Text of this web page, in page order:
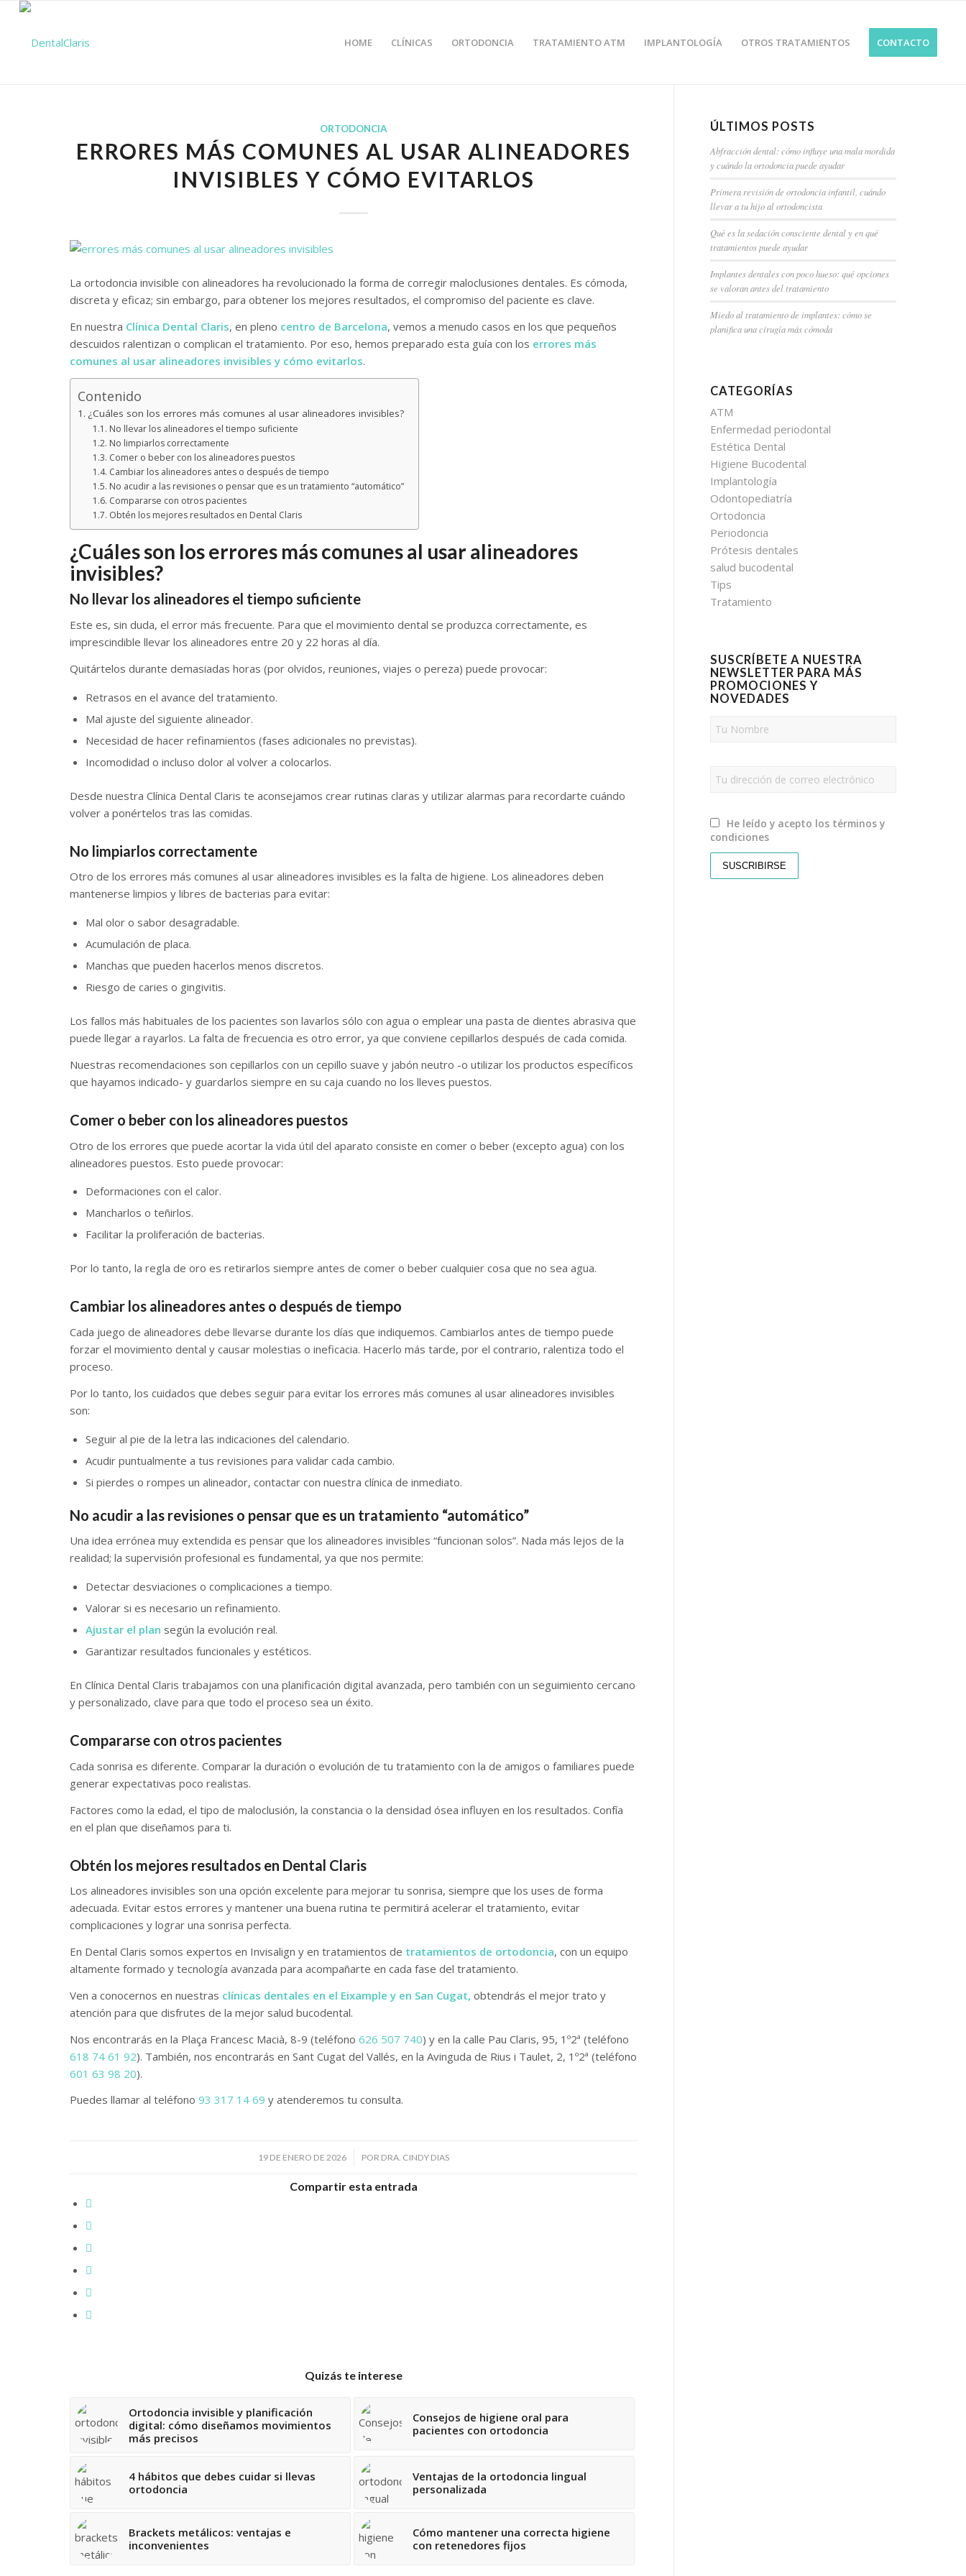
HOME CLÍNICAS ORTODONCIA TRATAMIENTO ATM IMPLANTOLOGÍA OTROS TRATAMIENTOS CONTACTO
ORTODONCIA
ERRORES MÁS COMUNES AL USAR ALINEADORES
INVISIBLES Y CÓMO EVITARLOS
La ortodoncia invisible con alineadores ha revolucionado la forma de corregir maloclusiones dentales. Es cómoda,
discreta y eficaz; sin embargo, para obtener los mejores resultados, el compromiso del paciente es clave.
En nuestra Clínica Dental Claris, en pleno centro de Barcelona, vemos a menudo casos en los que pequeños
descuidos ralentizan o complican el tratamiento. Por eso, hemos preparado esta guía con los errores más
comunes al usar alineadores invisibles y cómo evitarlos.
Contenido
¿Cuáles son los errores más comunes al usar alineadores invisibles?
No llevar los alineadores el tiempo suficiente
No limpiarlos correctamente
Comer o beber con los alineadores puestos
Cambiar los alineadores antes o después de tiempo
No acudir a las revisiones o pensar que es un tratamiento “automático”
Compararse con otros pacientes
Obtén los mejores resultados en Dental Claris
¿Cuáles son los errores más comunes al usar alineadores
invisibles?
No llevar los alineadores el tiempo suficiente
Este es, sin duda, el error más frecuente. Para que el movimiento dental se produzca correctamente, es
imprescindible llevar los alineadores entre 20 y 22 horas al día.
Quitártelos durante demasiadas horas (por olvidos, reuniones, viajes o pereza) puede provocar:
Retrasos en el avance del tratamiento.
Mal ajuste del siguiente alineador.
Necesidad de hacer refinamientos (fases adicionales no previstas).
Incomodidad o incluso dolor al volver a colocarlos.
Desde nuestra Clínica Dental Claris te aconsejamos crear rutinas claras y utilizar alarmas para recordarte cuándo
volver a ponértelos tras las comidas.
No limpiarlos correctamente
Otro de los errores más comunes al usar alineadores invisibles es la falta de higiene. Los alineadores deben
mantenerse limpios y libres de bacterias para evitar:
Mal olor o sabor desagradable.
Acumulación de placa.
Manchas que pueden hacerlos menos discretos.
Riesgo de caries o gingivitis.
Los fallos más habituales de los pacientes son lavarlos sólo con agua o emplear una pasta de dientes abrasiva que
puede llegar a rayarlos. La falta de frecuencia es otro error, ya que conviene cepillarlos después de cada comida.
Nuestras recomendaciones son cepillarlos con un cepillo suave y jabón neutro -o utilizar los productos específicos
que hayamos indicado- y guardarlos siempre en su caja cuando no los lleves puestos.
Comer o beber con los alineadores puestos
Otro de los errores que puede acortar la vida útil del aparato consiste en comer o beber (excepto agua) con los
alineadores puestos. Esto puede provocar:
Deformaciones con el calor.
Mancharlos o teñirlos.
Facilitar la proliferación de bacterias.
Por lo tanto, la regla de oro es retirarlos siempre antes de comer o beber cualquier cosa que no sea agua.
Cambiar los alineadores antes o después de tiempo
Cada juego de alineadores debe llevarse durante los días que indiquemos. Cambiarlos antes de tiempo puede
forzar el movimiento dental y causar molestias o ineficacia. Hacerlo más tarde, por el contrario, ralentiza todo el
proceso.
Por lo tanto, los cuidados que debes seguir para evitar los errores más comunes al usar alineadores invisibles
son:
Seguir al pie de la letra las indicaciones del calendario.
Acudir puntualmente a tus revisiones para validar cada cambio.
Si pierdes o rompes un alineador, contactar con nuestra clínica de inmediato.
No acudir a las revisiones o pensar que es un tratamiento “automático”
Una idea errónea muy extendida es pensar que los alineadores invisibles “funcionan solos”. Nada más lejos de la
realidad; la supervisión profesional es fundamental, ya que nos permite:
Detectar desviaciones o complicaciones a tiempo.
Valorar si es necesario un refinamiento.
Ajustar el plan según la evolución real.
Garantizar resultados funcionales y estéticos.
En Clínica Dental Claris trabajamos con una planificación digital avanzada, pero también con un seguimiento cercano
y personalizado, clave para que todo el proceso sea un éxito.
Compararse con otros pacientes
Cada sonrisa es diferente. Comparar la duración o evolución de tu tratamiento con la de amigos o familiares puede
generar expectativas poco realistas.
Factores como la edad, el tipo de maloclusión, la constancia o la densidad ósea influyen en los resultados. Confía
en el plan que diseñamos para ti.
Obtén los mejores resultados en Dental Claris
Los alineadores invisibles son una opción excelente para mejorar tu sonrisa, siempre que los uses de forma
adecuada. Evitar estos errores y mantener una buena rutina te permitirá acelerar el tratamiento, evitar
complicaciones y lograr una sonrisa perfecta.
En Dental Claris somos expertos en Invisalign y en tratamientos de tratamientos de ortodoncia, con un equipo
altamente formado y tecnología avanzada para acompañarte en cada fase del tratamiento.
Ven a conocernos en nuestras clínicas dentales en el Eixample y en San Cugat, obtendrás el mejor trato y
atención para que disfrutes de la mejor salud bucodental.
Nos encontrarás en la Plaça Francesc Macià, 8-9 (teléfono 626 507 740) y en la calle Pau Claris, 95, 1º2ª (teléfono
618 74 61 92). También, nos encontrarás en Sant Cugat del Vallés, en la Avinguda de Rius i Taulet, 2, 1º2ª (teléfono
601 63 98 20).
Puedes llamar al teléfono 93 317 14 69 y atenderemos tu consulta.
19 DE ENERO DE 2026
/ POR DRA. CINDY DIAS
Compartir esta entrada
Quizás te interese
Ortodoncia invisible y planificación
digital: cómo diseñamos movimientos
más precisos
Consejos de higiene oral para
pacientes con ortodoncia
4 hábitos que debes cuidar si llevas
ortodoncia
Ventajas de la ortodoncia lingual
personalizada
Brackets metálicos: ventajas e
inconvenientes
Cómo mantener una correcta higiene
con retenedores fijos
ÚLTIMOS POSTS
Abfracción dental: cómo influye una mala mordida
y cuándo la ortodoncia puede ayudar
Primera revisión de ortodoncia infantil, cuándo
llevar a tu hijo al ortodoncista
Qué es la sedación consciente dental y en qué
tratamientos puede ayudar
Implantes dentales con poco hueso: qué opciones
se valoran antes del tratamiento
Miedo al tratamiento de implantes: cómo se
planifica una cirugía más cómoda
CATEGORÍAS
ATM
Enfermedad periodontal
Estética Dental
Higiene Bucodental
Implantología
Odontopediatría
Ortodoncia
Periodoncia
Prótesis dentales
salud bucodental
Tips
Tratamiento
SUSCRÍBETE A NUESTRA
NEWSLETTER PARA MÁS
PROMOCIONES Y
NOVEDADES
He leído y acepto los términos y
condiciones